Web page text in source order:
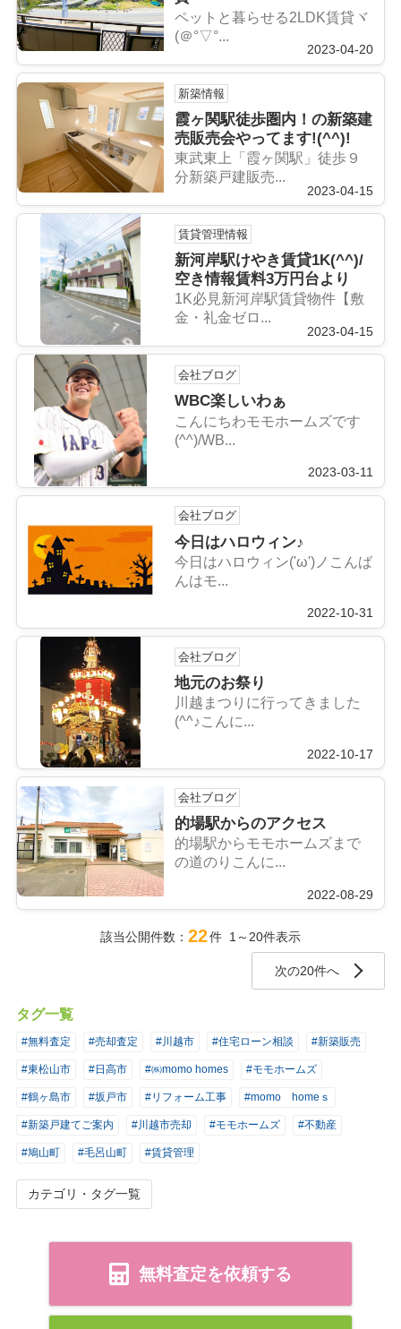
ペットと暮らせる2LDK賃貸ヾ
(＠°▽°...
2023-04-20
新築情報
霞ヶ関駅徒歩圏内！の新築建
売販売会やってます!(^^)!
東武東上「霞ヶ関駅」徒歩９
分新築戸建販売...
2023-04-15
賃貸管理情報
新河岸駅けやき賃貸1K(^^)/
空き情報賃料3万円台より
1K必見新河岸駅賃貸物件【敷
金・礼金ゼロ...
2023-04-15
会社ブログ
WBC楽しいわぁ
こんにちわモモホームズです
(^^)/WB...
2023-03-11
会社ブログ
今日はハロウィン♪
今日はハロウィン('ω')ノこんば
んはモ...
2022-10-31
会社ブログ
地元のお祭り
川越まつりに行ってきました
(^^♪こんに...
2022-10-17
会社ブログ
的場駅からのアクセス
的場駅からモモホームズまで
の道のりこんに...
2022-08-29
該当公開件数： 22件 1～20件表示
次の20件へ
タグ一覧
#無料査定 #売却査定 #川越市 #住宅ローン相談 #新築販売
#東松山市 #日高市 #㈱momo homes #モモホームズ
#鶴ヶ島市 #坂戸市 #リフォーム工事 #momo homeｓ
#新築戸建てご案内 #川越市売却 #モモホームズ #不動産
#鳩山町 #毛呂山町 #賃貸管理
カテゴリ・タグ一覧
無料査定を依頼する